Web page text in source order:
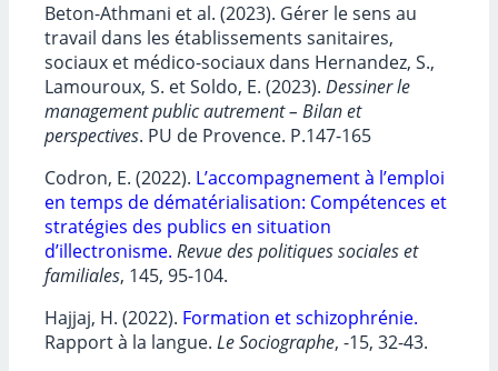
Beton-Athmani et al. (2023). Gérer le sens au
travail dans les établissements sanitaires,
sociaux et médico-sociaux dans Hernandez, S.,
Lamouroux, S. et Soldo, E. (2023). Dessiner le
management public autrement – Bilan et
perspectives. PU de Provence. P.147-165
Codron, E. (2022). L’accompagnement à l’emploi
en temps de dématérialisation: Compétences et
stratégies des publics en situation
d’illectronisme. Revue des politiques sociales et
familiales, 145, 95-104.
Hajjaj, H. (2022). Formation et schizophrénie.
Rapport à la langue. Le Sociographe, -15, 32-43.